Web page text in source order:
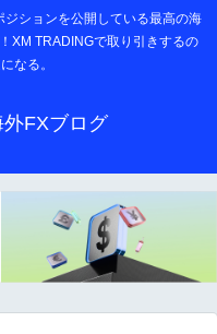
ションを公開している最高の海
XM TRADINGで取り引きするの
なる。
FXブログ